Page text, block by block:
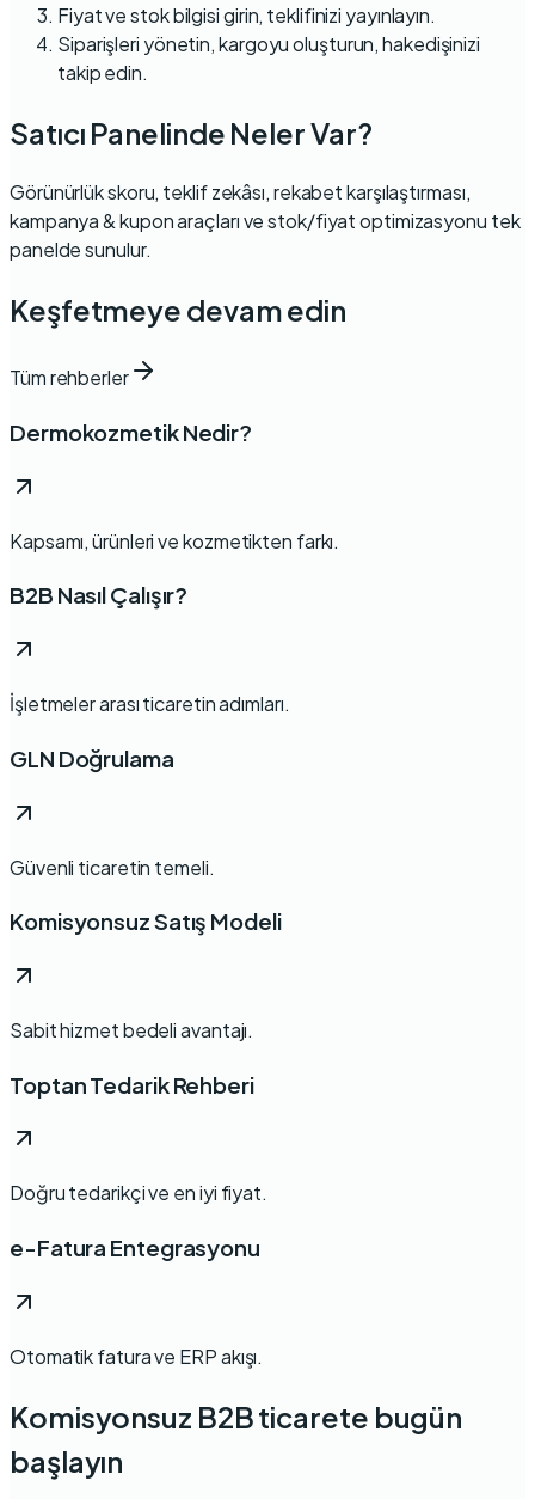
Fiyat ve stok bilgisi girin, teklifinizi yayınlayın.
Siparişleri yönetin, kargoyu oluşturun, hakedişinizi
takip edin.
Satıcı Panelinde Neler Var?
Görünürlük skoru, teklif zekâsı, rekabet karşılaştırması,
kampanya & kupon araçlarıve stok/fiyat optimizasyonu tek
panelde sunulur.
Keşfetmeye devam edin
Tüm rehberler
Dermokozmetik Nedir?
Kapsamı, ürünleri ve kozmetikten farkı.
B2B Nasıl Çalışır?
İşletmeler arası ticaretin adımları.
GLN Doğrulama
Güvenli ticaretin temeli.
Komisyonsuz Satış Modeli
Sabit hizmet bedeli avantajı.
Toptan Tedarik Rehberi
Doğru tedarikçi ve en iyi fiyat.
e-Fatura Entegrasyonu
Otomatik fatura ve ERP akışı.
Komisyonsuz B2B ticarete bugün
başlayın